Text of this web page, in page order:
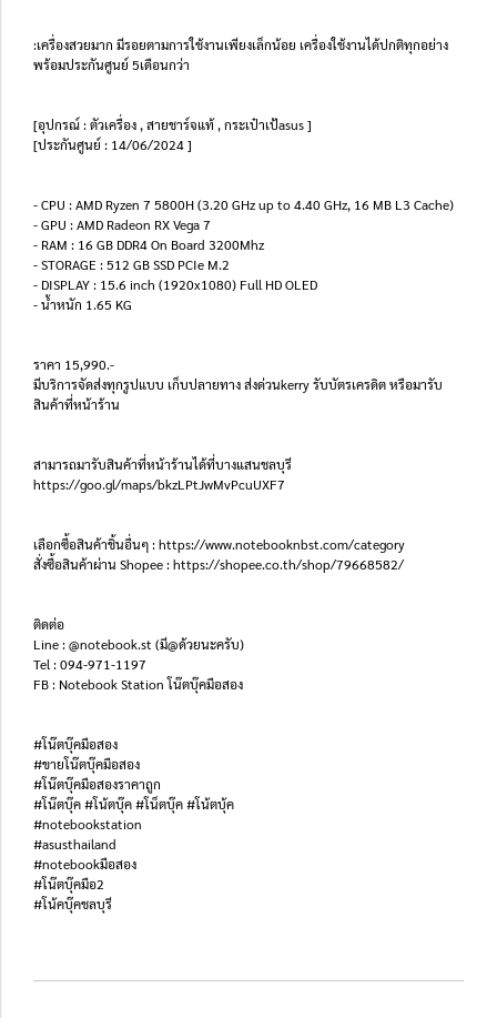
:เครื่องสวยมาก มีรอยตามการใช้งานเพียงเล็กน้อย เครื่องใช้งานได้ปกติทุกอย่าง
พร้อมประกันศูนย์ 5เดือนกว่า
[อุปกรณ์ : ตัวเครื่อง , สายชาร์จแท้ , กระเป๋าเป้asus ]
[ประกันศูนย์ : 14/06/2024 ]
- CPU : AMD Ryzen 7 5800H (3.20 GHz up to 4.40 GHz, 16 MB L3 Cache)
- GPU : AMD Radeon RX Vega 7
- RAM : 16 GB DDR4 On Board 3200Mhz
- STORAGE : 512 GB SSD PCIe M.2
- DISPLAY : 15.6 inch (1920x1080) Full HD OLED
- น้ำหนัก 1.65 KG
ราคา 15,990.-
มีบริการจัดส่งทุกรูปแบบ เก็บปลายทาง ส่งด่วนkerry รับบัตรเครดิต หรือมารับ
สินค้าที่หน้าร้าน
สามารถมารับสินค้าที่หน้าร้านได้ที่บางแสนชลบุรี
https://goo.gl/maps/bkzLPtJwMvPcuUXF7
เลือกซื้อสินค้าชิ้นอื่นๆ : https://www.notebooknbst.com/category
สั่งซื้อสินค้าผ่าน Shopee : https://shopee.co.th/shop/79668582/
ติดต่อ
Line : @notebook.st (มี@ด้วยนะครับ)
Tel : 094-971-1197
FB : Notebook Station โน๊ตบุ๊คมือสอง
#โน๊ตบุ๊คมือสอง
#ขายโน๊ตบุ๊คมือสอง
#โน๊ตบุ๊คมือสองราคาถูก
#โน๊ตบุ๊ค #โน้ตบุ๊ค #โน็ตบุ๊ค #โน้ตบุ้ค
#notebookstation
#asusthailand
#notebookมือสอง
#โน๊ตบุ๊คมือ2
#โน้คบุ๊คชลบุรี